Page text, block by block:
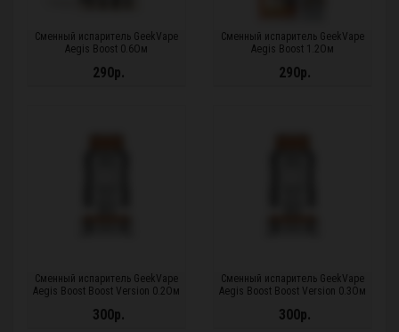
Сменный испаритель GeekVape
Aegis Boost 0.6Ом
290р.
Сменный испаритель GeekVape
Aegis Boost 1.2Ом
290р.
Сменный испаритель GeekVape
Aegis Boost Boost Version 0.2Ом
300р.
Сменный испаритель GeekVape
Aegis Boost Boost Version 0.3Ом
300р.